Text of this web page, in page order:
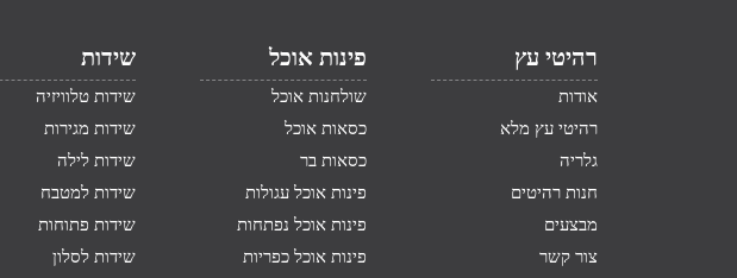
רהיטי עץ
אודות
רהיטי עץ מלא
גלריה
חנות רהיטים
מבצעים
צור קשר
פינות אוכל
שולחנות אוכל
כסאות אוכל
כסאות בר
פינות אוכל עגולות
פינות אוכל נפתחות
פינות אוכל כפריות
שידות
שידות טלוויזיה
שידות מגירות
שידות לילה
שידות למטבח
שידות פתוחות
שידות לסלון